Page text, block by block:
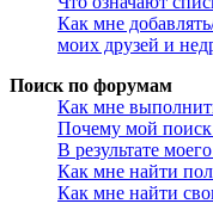
Как мне
моих друзей и
Поиск по форумам
Как мне
Почему мой поиск
В результате
Как мне найти
Как мне найти